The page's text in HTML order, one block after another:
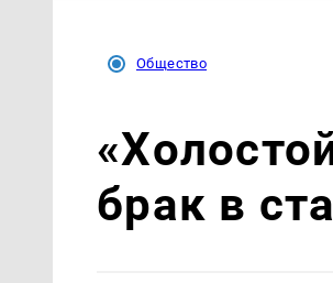
Общество
брак в